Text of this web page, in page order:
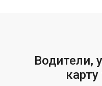
Водители,